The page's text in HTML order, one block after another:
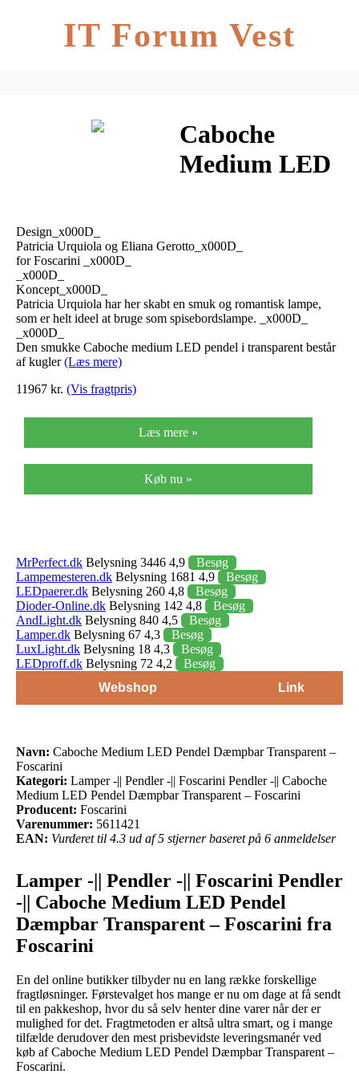
IT Forum Vest
Caboche
Medium LED
Transparent –
Design_x000D_
Patricia Urquiola og Eliana Gerotto_x000D_
for Foscarini _x000D_
_x000D_
Koncept_x000D_
Patricia Urquiola har her skabt en smuk og romantisk lampe,
som er helt ideel at bruge som spisebordslampe. _x000D_
_x000D_
Den smukke Caboche medium LED pendel i transparent består
af kugler(Læs mere)
11967 kr. (Vis fragtpris)
Læs mere »
Køb nu »
MrPerfect.dk Belysning 3446 4,9
Besøg
Lampemesteren.dk Belysning 1681 4,9
Besøg
LEDpaerer.dk Belysning 260 4,8
Besøg
Dioder-Online.dk Belysning 142 4,8
Besøg
AndLight.dk Belysning 840 4,5
Besøg
Lamper.dk Belysning 67 4,3
Besøg
LuxLight.dk Belysning 18 4,3
Besøg
LEDproff.dk Belysning 72 4,2
Besøg
Webshop
Link
Navn: Caboche Medium LED Pendel Dæmpbar Transparent –
Foscarini
Kategori: Lamper -|| Pendler -|| Foscarini Pendler -|| Caboche
Medium LED Pendel Dæmpbar Transparent – Foscarini
Producent: Foscarini
Varenummer: 5611421
EAN: Vurderet til 4.3 ud af 5 stjerner baseret på 6 anmeldelser
Lamper -|| Pendler -|| Foscarini Pendler
-|| Caboche Medium LED Pendel
Dæmpbar Transparent – Foscarini fra
Foscarini
En del online butikker tilbyder nu en lang række forskellige
fragtløsninger. Førstevalget hos mange er nu om dage at få sendt
til en pakkeshop, hvor du så selv henter dine varer når der er
mulighed for det. Fragtmetoden er altså ultra smart, og i mange
tilfælde derudover den mest prisbevidste leveringsmanér ved
køb af Caboche Medium LED Pendel Dæmpbar Transparent –
Foscarini.